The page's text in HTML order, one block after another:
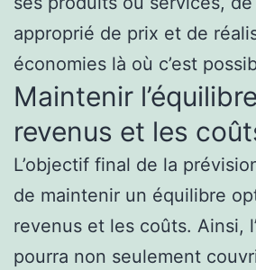
approprié de prix et de
économies là où c’est
Maintenir
revenus et les
L’objectif final de la
de maintenir un équilibre
revenus et les coûts. Ainsi,
pourra non seulement